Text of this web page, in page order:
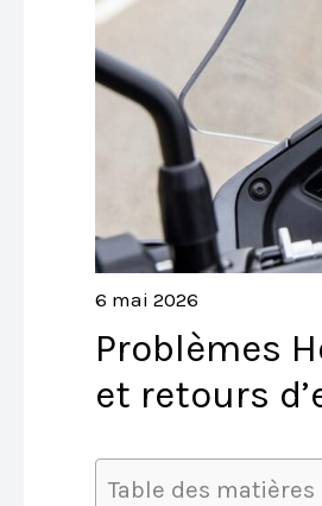
6 mai 2026
Problèmes
et retours
Table des matières